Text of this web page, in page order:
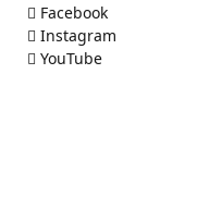
Facebook
Instagram
YouTube